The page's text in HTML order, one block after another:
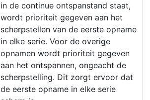
in de continue ontspanstand staat,
wordt prioriteit gegeven aan het
scherpstellen van de eerste opname
in elke serie. Voor de overige
opnamen wordt prioriteit gegeven
aan het ontspannen, ongeacht de
scherpstelling. Dit zorgt ervoor dat
de eerste opname in elke serie